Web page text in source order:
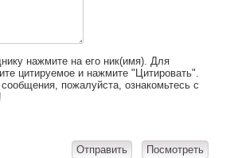
нажмите на его ник(имя). Для
цитируемое и нажмите "Цитировать".
пожалуйста, ознакомьтесь с
!